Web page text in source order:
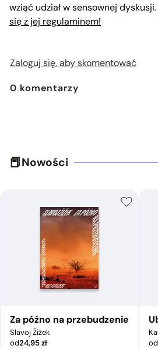
wziąć udział w sensownej dyskusji.
się z jej regulaminem!
Zaloguj się, aby skomentować
0 komentarzy
Nowości
Za późno na przebudzenie
Slavoj Žižek
od24,95zł
od